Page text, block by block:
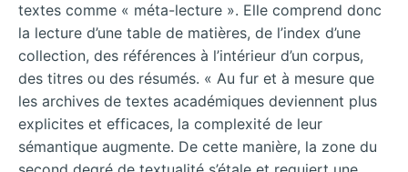
textes comme « méta-lecture ». Elle comprend donc
la lecture d’une table de matières, de l’index d’une
collection, des références à l’intérieur d’un corpus,
des titres ou des résumés. « Au fur et à mesure que
les archives de textes académiques deviennent plus
explicites et efficaces, la complexité de leur
sémantique augmente. De cette manière, la zone du